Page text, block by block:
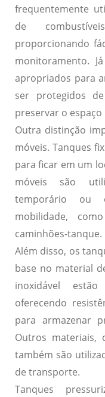
frequentemente
de
proporcionando
monitoramento.
apropriados para
ser protegidos
preservar o
Outra distinção
móveis. Tanques
para ficar em um
móveis são
temporário ou
mobilidade,
caminhões-tanque.
Além disso, os
base no material
inoxidável
oferecendo
para armazenar
Outros materiais,
também são
de transporte.
Tanques